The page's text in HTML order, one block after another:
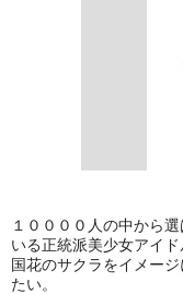
１００００人の中から
いる正統派美少女アイド
国花のサクラをイメー
たい。